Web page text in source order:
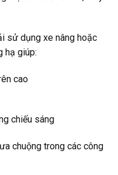
sử dụng xe nâng hoặc
hạ giúp:
cao
chiếu sáng
chuộng trong các công